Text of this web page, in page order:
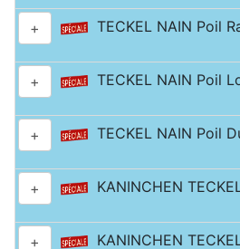
+ TECKEL NAIN Poil
+ TECKEL NAIN Poil
+ TECKEL NAIN Poil
+ KANINCHEN
+ KANINCHEN